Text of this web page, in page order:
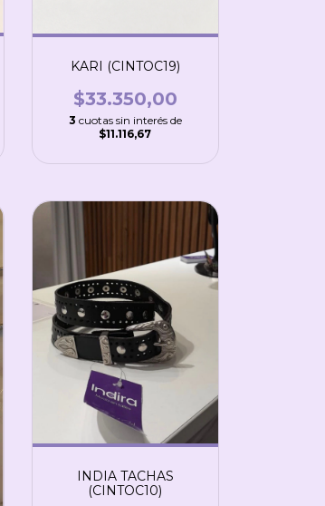
KARI (CINTOC19)
$33.350,00
3 cuotas sin interés de
$11.116,67
INDIA TACHAS
(CINTOC10)